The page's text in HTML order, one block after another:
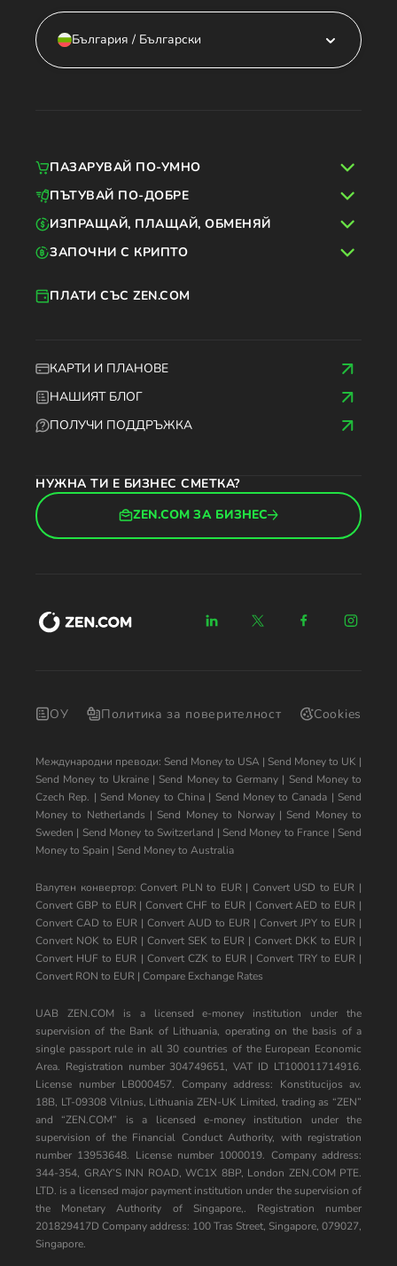
България / Български
КАРТИ И ПЛАНОВЕ
НАШИЯТ БЛОГ
ПОЛУЧИ ПОДДРЪЖКА
ПЛАТИ СЪС ZEN.COM
НУЖНА ТИ Е БИЗНЕС СМЕТКА?
ZEN.COM ЗА БИЗНЕС
ПАЗАРУВАЙ ПО-УМНО
ПЪТУВАЙ ПО-ДОБРЕ
ИЗПРАЩАЙ, ПЛАЩАЙ, ОБМЕНЯЙ
ЗАПОЧНИ С КРИПТО
ОУ Политика за поверителност Cookies
Международни преводи: Send Money to USA | Send Money to UK |
Send Money to Ukraine| Send Money to Germany | Send Money to
Czech Rep. | Send Money to China| Send Money to Canada | Send
Money to Netherlands | Send Money to Norway| Send Money to
Sweden | Send Money to Switzerland | Send Money to France | Send
Money to Spain | Send Money to Australia
Валутен конвертор:Convert PLN to EUR| Convert USD to EUR |
Convert GBP to EUR|Convert CHF to EUR| Convert AED to EUR |
Convert CAD to EUR | Convert AUD to EUR | Convert JPY to EUR |
Convert NOK to EUR| Convert SEK to EUR |Convert DKK to EUR |
Convert HUF to EUR | Convert CZK to EUR |Convert TRY to EUR|
Convert RON to EUR | Compare Exchange Rates
UAB ZEN.COM is a licensed e-money institution under the
supervision of the Bank of Lithuania, operating on the basis of a
single passport rule in all 30 countries of the European Economic
Area. Registration number 304749651, VAT ID LT100011714916.
License number LB000457. Company address: Konstitucijos av.
18B, LT-09308 Vilnius, Lithuania ZEN-UK Limited, trading as “ZEN”
and “ZEN.COM” is a licensed e-money institution under the
supervision of the Financial Conduct Authority, with registration
number 13953648. License number 1000019. Company address:
344-354, GRAY’S INN ROAD, WC1X 8BP, London ZEN.COM PTE.
LTD. is a licensed major payment institution under the supervision of
the Monetary Authority of Singapore,. Registration number
201829417D Company address: 100 Tras Street, Singapore, 079027,
Singapore.